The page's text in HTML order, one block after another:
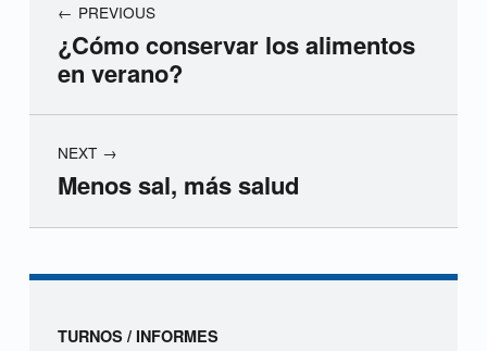
PREVIOUS
¿Cómo conservar los alimentos
en verano?
NEXT
Menos sal, más salud
Sidebar
TURNOS / INFORMES